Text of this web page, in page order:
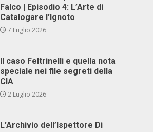
Falco | Episodio 4: L’Arte di
Catalogare l’Ignoto
7 Luglio 2026
Il caso Feltrinelli e quella nota
speciale nei file segreti della
CIA
2 Luglio 2026
L’Archivio dell’Ispettore Di